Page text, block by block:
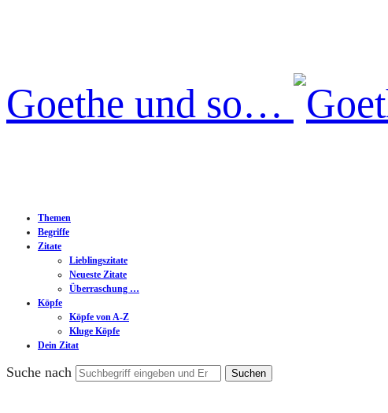
Goethe und so…
Themen
Begriffe
Zitate
Lieblingszitate
Neueste Zitate
Überraschung …
Köpfe
Köpfe von A-Z
Kluge Köpfe
Dein Zitat
Suche nach